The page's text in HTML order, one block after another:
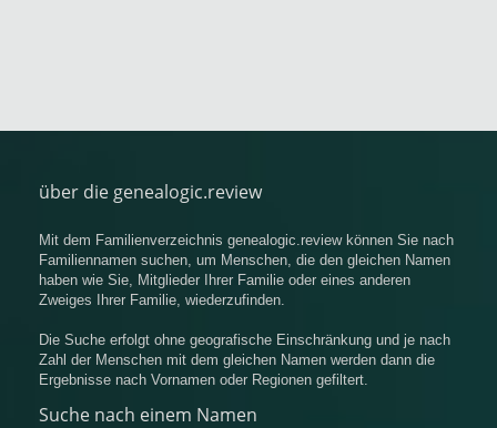
über die genealogic.review
Mit dem Familienverzeichnis genealogic.review können Sie nach
Familiennamen suchen, um Menschen, die den gleichen Namen
haben wie Sie, Mitglieder Ihrer Familie oder eines anderen
Zweiges Ihrer Familie, wiederzufinden.
Die Suche erfolgt ohne geografische Einschränkung und je nach
Zahl der Menschen mit dem gleichen Namen werden dann die
Ergebnisse nach Vornamen oder Regionen gefiltert.
Suche nach einem Namen